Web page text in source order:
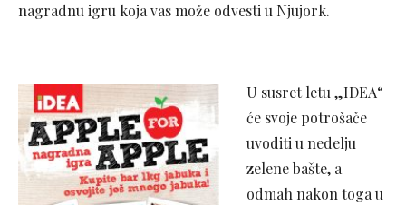
nagradnu igru koja vas može odvesti u Njujork.
U susret letu „IDEA“
će svoje potrošače
uvoditi u nedelju
zelene bašte, a
odmah nakon toga u